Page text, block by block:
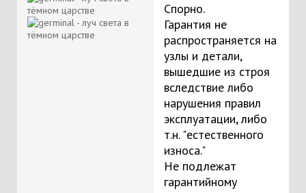
Спорно.
Гарантия не
распространяется на
узлы и детали,
вышедшие из строя
вследствие либо
нарушения правил
эксплуатации, либо
т.н. "естественного
износа."
Не подлежат
гарантийному